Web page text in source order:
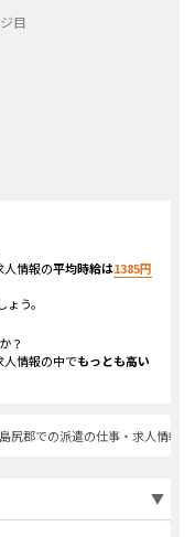
目
人情報の平均時給は1385円
う。
？
人情報の中でもっとも高い
尻郡での派遣の仕事・求人情報